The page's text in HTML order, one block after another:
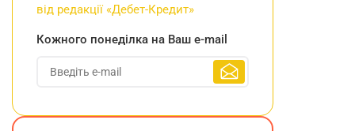
від редакції «Дебет-Кредит»
Кожного понеділка на Ваш e-mail